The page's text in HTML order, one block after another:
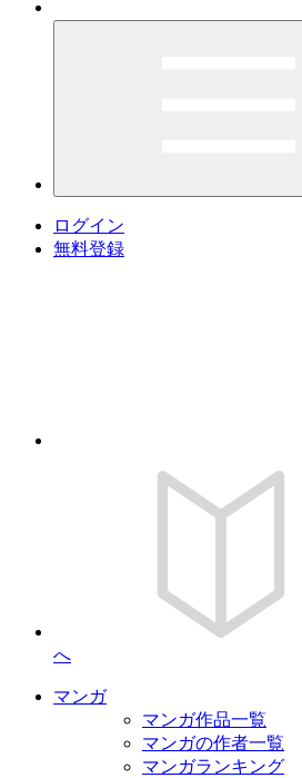
ログイン
無料登録
へ
マンガ
マンガ作品一覧
マンガの作者一覧
マンガランキング